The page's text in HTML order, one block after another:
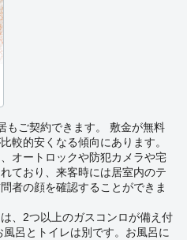
もご契約できます。 敷金が無料
較的安くなる傾向にあります。
オートロックや防犯カメラや宅
ており、来客時には居室内のテ
者の顔を確認することができま
、2つ以上のガスコンロが備え付
呂とトイレは別です。お風呂に